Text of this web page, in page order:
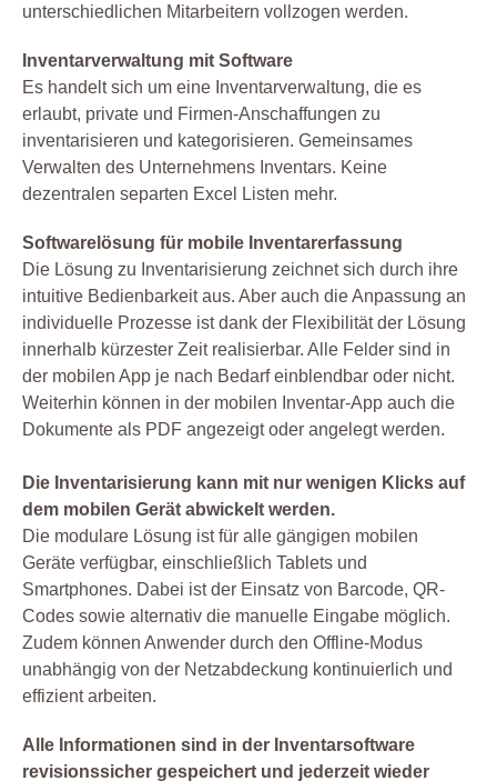
unterschiedlichen Mitarbeitern vollzogen werden.
Inventarverwaltung mit Software
Es handelt sich um eine Inventarverwaltung, die es
erlaubt, private und Firmen-Anschaffungen zu
inventarisieren und kategorisieren. Gemeinsames
Verwalten des Unternehmens Inventars. Keine
dezentralen separten Excel Listen mehr.
Softwarelösung für mobile Inventarerfassung
Die Lösung zu Inventarisierung zeichnet sich durch ihre
intuitive Bedienbarkeit aus. Aber auch die Anpassung an
individuelle Prozesse ist dank der Flexibilität der Lösung
innerhalb kürzester Zeit realisierbar. Alle Felder sind in
der mobilen App je nach Bedarf einblendbar oder nicht.
Weiterhin können in der mobilen Inventar-App auch die
Dokumente als PDF angezeigt oder angelegt werden.
Die Inventarisierung kann mit nur wenigen Klicks auf
dem mobilen Gerät abwickelt werden.
Die modulare Lösung ist für alle gängigen mobilen
Geräte verfügbar, einschließlich Tablets und
Smartphones. Dabei ist der Einsatz von Barcode, QR-
Codes sowie alternativ die manuelle Eingabe möglich.
Zudem können Anwender durch den Offline-Modus
unabhängig von der Netzabdeckung kontinuierlich und
effizient arbeiten.
Alle Informationen sind in der Inventarsoftware
revisionssicher gespeichert und jederzeit wieder